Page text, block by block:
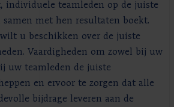
individuele teamleden op de juiste
met hen resultaten boekt.
u beschikken over de juiste
Vaardigheden om zowel bij uw
uw teamleden de juiste
en ervoor te zorgen dat alle
bijdrage leveren aan de